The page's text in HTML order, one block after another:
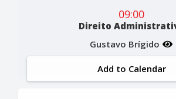
09:00
Direito
Gustavo Brígido
Add to Calendar